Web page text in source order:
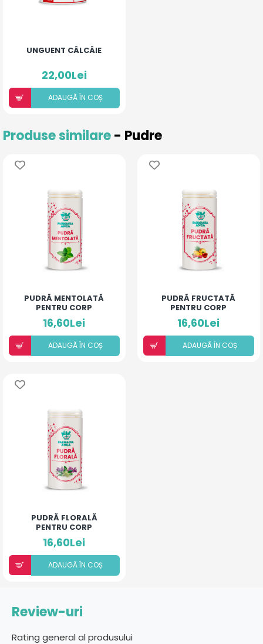
UNGUENT CÂLCÂIE
22,00Lei
ADAUGÃ ÎN COȘ
Produse similare- Pudre
PUDRĂ MENTOLATĂ
PENTRU CORP
16,60Lei
ADAUGÃ ÎN COȘ
PUDRĂ FRUCTATĂ
PENTRU CORP
16,60Lei
ADAUGÃ ÎN COȘ
PUDRĂ FLORALĂ
PENTRU CORP
16,60Lei
ADAUGÃ ÎN COȘ
Review-uri
Rating general al produsului